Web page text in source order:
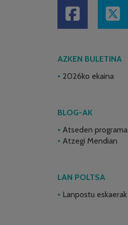
AZKEN BULETINA
2026ko ekaina
BLOG-AK
Atseden programa
Atzegi Mendian
LAN POLTSA
Lanpostu eskaerak